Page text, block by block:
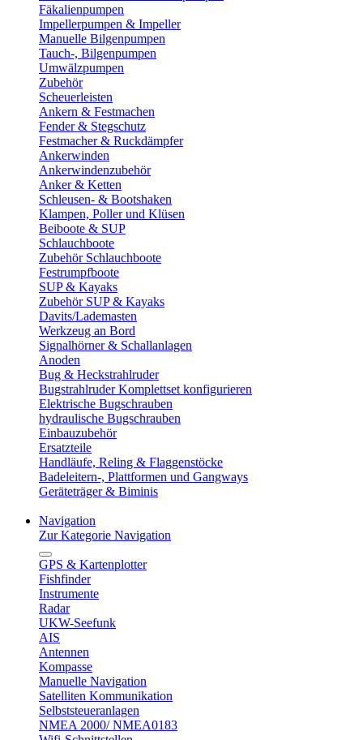
Fäkalienpumpen
Impellerpumpen & Impeller
Manuelle Bilgenpumpen
Tauch-, Bilgenpumpen
Umwälzpumpen
Zubehör
Scheuerleisten
Ankern & Festmachen
Fender & Stegschutz
Festmacher & Ruckdämpfer
Ankerwinden
Ankerwindenzubehör
Anker & Ketten
Schleusen- & Bootshaken
Klampen, Poller und Klüsen
Beiboote & SUP
Schlauchboote
Zubehör Schlauchboote
Festrumpfboote
SUP & Kayaks
Zubehör SUP & Kayaks
Davits/Lademasten
Werkzeug an Bord
Signalhörner & Schallanlagen
Anoden
Bug & Heckstrahlruder
Bugstrahlruder Komplettset konfigurieren
Elektrische Bugschrauben
hydraulische Bugschrauben
Einbauzubehör
Ersatzteile
Handläufe, Reling & Flaggenstöcke
Badeleitern-, Plattformen und Gangways
Geräteträger & Biminis
Navigation
Zur Kategorie Navigation
GPS & Kartenplotter
Fishfinder
Instrumente
Radar
UKW-Seefunk
AIS
Antennen
Kompasse
Manuelle Navigation
Satelliten Kommunikation
Selbststeueranlagen
NMEA 2000/ NMEA0183